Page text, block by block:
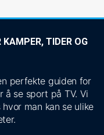
TIDER OG
perfekte guiden for
å se sport på TV. Vi
man kan se ulike